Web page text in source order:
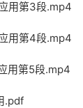
用第3段.mp4
用第4段.mp4
用第5段.mp4
.pdf